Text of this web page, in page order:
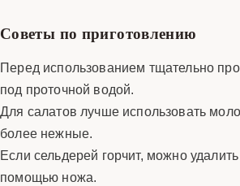
Советы по приготовлению
Перед использованием тщательно
под проточной водой.
Для салатов лучше использовать
более нежные.
Если сельдерей горчит, можно
помощью ножа.